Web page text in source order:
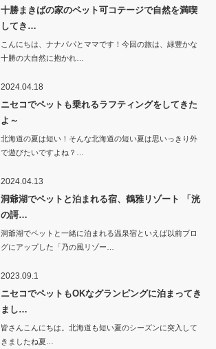
十勝まきばの家のペット可コテージで自然を満喫
してき…
こんにちは、ナナパパとママです！今回の旅は、緑豊かな
十勝の大自然に抱かれ…
2024.04.18
ニセコでペットも乗れるラフティングをしてきた
よ～
北海道の夏は短い！そんな北海道の短い夏は思いっきり外
で遊びたいですよね？…
2024.04.13
洞爺湖でペットと泊まれる宿、鶴雅リゾート 「洸
の謌…
洞爺湖でペットと一緒に泊まれる温泉宿といえば以前ブロ
グにアップした「乃の風リゾー…
2023.09.1
ニセコでペットもOKなグランピングに泊まってき
まし…
皆さんこんにちは。北海道も短い夏のシーズンに突入して
きましたね夏…